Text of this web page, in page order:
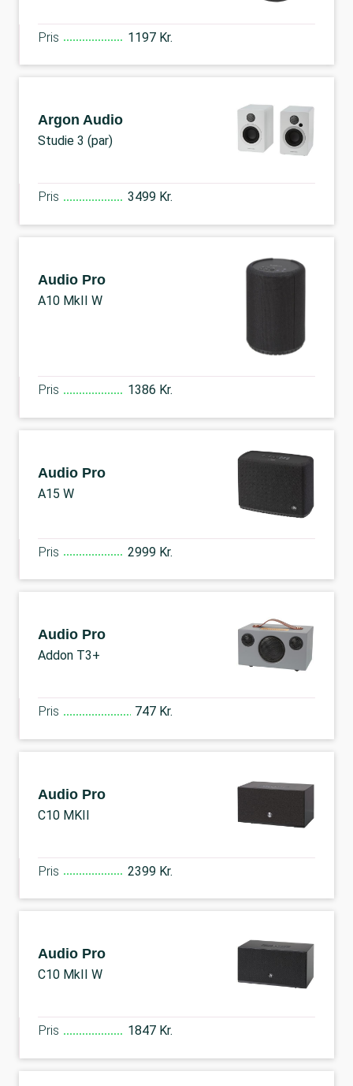
Pris 1197 Kr.
Argon Audio
Studie 3 (par)
Pris 3499 Kr.
Audio Pro
A10 MkII W
Pris 1386 Kr.
Audio Pro
A15 W
Pris 2999 Kr.
Audio Pro
Addon T3+
Pris 747 Kr.
Audio Pro
C10 MKII
Pris 2399 Kr.
Audio Pro
C10 MkII W
Pris 1847 Kr.